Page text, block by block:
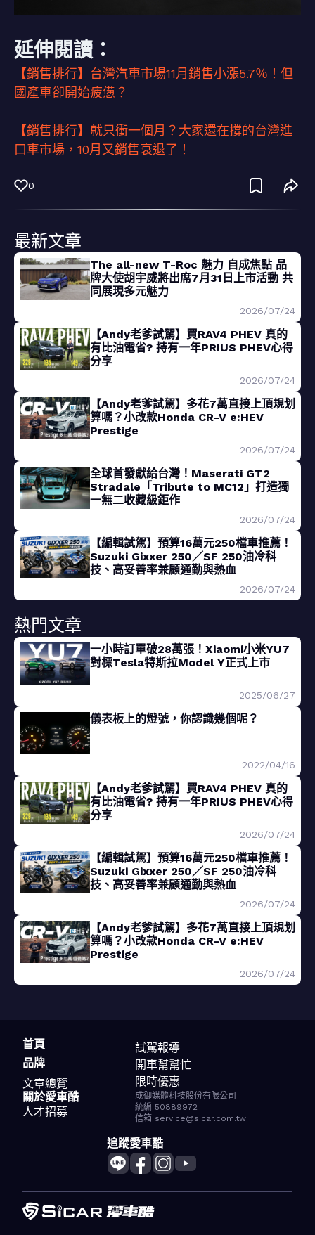
延伸閱讀：
【銷售排行】台灣汽車市場11月銷售小漲5.7％！但
國產車卻開始疲憊？
【銷售排行】就只衝一個月？大家還在撐的台灣進
口車市場，10月又銷售衰退了！
0
最新文章
The all-new T-Roc 魅力 自成焦點 品
牌大使胡宇威將出席7月31日上市活動 共
同展現多元魅力
2026/07/24
【Andy老爹試駕】買RAV4 PHEV 真的
有比油電省? 持有一年PRIUS PHEV心得
分享
2026/07/24
【Andy老爹試駕】多花7萬直接上頂規划
算嗎？小改款Honda CR-V e:HEV
Prestige
2026/07/24
全球首發獻給台灣！Maserati GT2
Stradale「Tribute to MC12」打造獨
一無二收藏級鉅作
2026/07/24
【編輯試駕】預算16萬元250檔車推薦！
Suzuki Gixxer 250／SF 250油冷科
技、高妥善率兼顧通勤與熱血
2026/07/24
熱門文章
一小時訂單破28萬張！Xiaomi小米YU7
對標Tesla特斯拉Model Y正式上市
2025/06/27
儀表板上的燈號，你認識幾個呢？
2022/04/16
【Andy老爹試駕】買RAV4 PHEV 真的
有比油電省? 持有一年PRIUS PHEV心得
分享
2026/07/24
【編輯試駕】預算16萬元250檔車推薦！
Suzuki Gixxer 250／SF 250油冷科
技、高妥善率兼顧通勤與熱血
2026/07/24
【Andy老爹試駕】多花7萬直接上頂規划
算嗎？小改款Honda CR-V e:HEV
Prestige
2026/07/24
首頁
品牌
文章總覽
試駕報導
開車幫幫忙
限時優惠
關於愛車酷
人才招募
成御媒體科技股份有限公司
統編 50889972
信箱 service@sicar.com.tw
追蹤愛車酷